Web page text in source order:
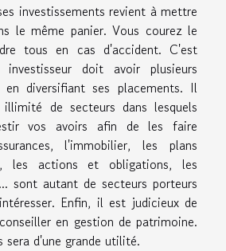
investissements revient à mettre
le même panier. Vous courez le
tous en cas d'accident. C'est
doit avoir plusieurs
diversifiant ses placements. Il
de secteurs dans lesquels
vos avoirs afin de les faire
l'immobilier, les plans
les actions et obligations, les
sont autant de secteurs porteurs
Enfin, il est judicieux de
en gestion de patrimoine.
sera d'une grande utilité.